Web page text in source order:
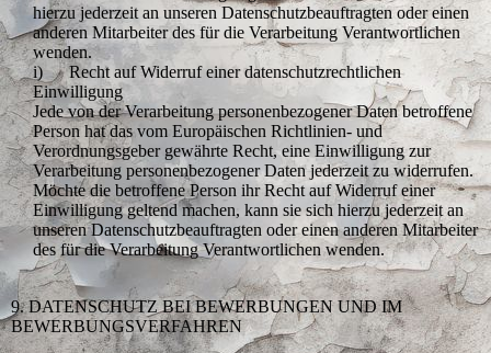
hierzu jederzeit an unseren Datenschutzbeauftragten oder einen
anderen Mitarbeiter des für die Verarbeitung Verantwortlichen
wenden.
i) Recht auf Widerruf einer datenschutzrechtlichen
Einwilligung
Jede von der Verarbeitung personenbezogener Daten betroffene
Person hat das vom Europäischen Richtlinien- und
Verordnungsgeber gewährte Recht, eine Einwilligung zur
Verarbeitung personenbezogener Daten jederzeit zu widerrufen.
Möchte die betroffene Person ihr Recht auf Widerruf einer
Einwilligung geltend machen, kann sie sich hierzu jederzeit an
unseren Datenschutzbeauftragten oder einen anderen Mitarbeiter
des für die Verarbeitung Verantwortlichen wenden.
9. DATENSCHUTZ BEI BEWERBUNGEN UND IM
BEWERBUNGSVERFAHREN